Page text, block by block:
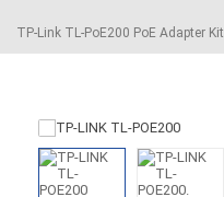
TP-Link TL-PoE200 PoE Adapter Kit